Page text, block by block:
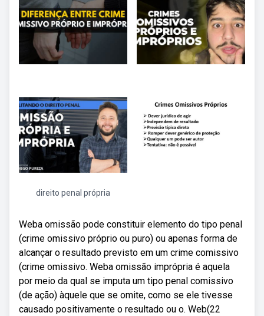
direito penal própria
Weba omissão pode constituir elemento do tipo penal
(crime omissivo próprio ou puro) ou apenas forma de
alcançar o resultado previsto em um crime comissivo
(crime omissivo. Weba omissão imprópria é aquela
por meio da qual se imputa um tipo penal comissivo
(de ação) àquele que se omite, como se ele tivesse
causado positivamente o resultado ou o. Web(22